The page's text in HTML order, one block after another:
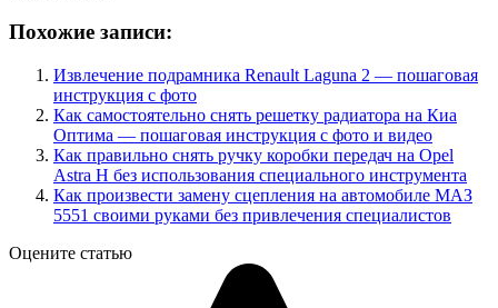
Похожие записи:
Извлечение подрамника Renault Laguna 2 — пошаговая
инструкция с фото
Как самостоятельно снять решетку радиатора на Киа
Оптима — пошаговая инструкция с фото и видео
Как правильно снять ручку коробки передач на Opel
Astra H без использования специального инструмента
Как произвести замену сцепления на автомобиле МАЗ
5551 своими руками без привлечения специалистов
Оцените статью